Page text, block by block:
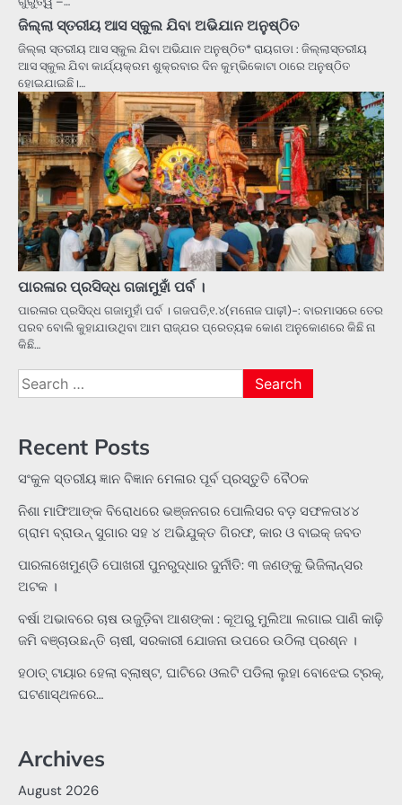
ଜିଲ୍ଲା ସ୍ତରୀୟ ଆସ ସ୍କୁଲ ଯିବା ଅଭିଯାନ ଅନୁଷ୍ଠିତ
ଜିଲ୍ଲା ସ୍ତରୀୟ ଆସ ସ୍କୁଲ ଯିବା ଅଭିଯାନ ଅନୁଷ୍ଠିତ* ରାୟଗଡା : ଜିଲ୍ଲାସ୍ତରୀୟ
ଆସ ସ୍କୁଲ ଯିବା କାର୍ଯ୍ୟକ୍ରମ ଶୁକ୍ରବାର ଦିନ କୁମ୍ଭିକୋଟା ଠାରେ ଅନୁଷ୍ଠିତ
ହୋଇଯାଇଛି।…
ପାରଳାର ପ୍ରସିଦ୍ଧ ଗଜାମୁହାଁ ପର୍ବ ।
ପାରଳାର ପ୍ରସିଦ୍ଧ ଗଜାମୁହାଁ ପର୍ବ । ଗଜପତି,୧.୪(ମନୋଜ ପାଢ଼ୀ)-: ବାରମାସରେ ତେର
ପରବ ବୋଲି କୁହାଯାଉଥିବା ଆମ ରାଜ୍ଯର ପ୍ରେତ୍ୟକ କୋଣ ଅନୁକୋଣରେ କିଛି ନା
କିଛି…
Search
for:
Recent Posts
ସଂକୁଳ ସ୍ତରୀୟ ଜ୍ଞାନ ବିଜ୍ଞାନ ମେଳାର ପୂର୍ବ ପ୍ରସ୍ତୁତି ବୈଠକ
ନିଶା ମାଫିଆଙ୍କ ବିରୋଧରେ ଭଞ୍ଜନଗର ପୋଲିସର ବଡ଼ ସଫଳତା୪୪
ଗ୍ରାମ ବ୍ରାଉନ୍ ସୁଗାର ସହ ୪ ଅଭିଯୁକ୍ତ ଗିରଫ, କାର ଓ ବାଇକ୍ ଜବତ
ପାରଳାଖେମୁଣ୍ଡି ପୋଖରୀ ପୁନରୁଦ୍ଧାର ଦୁର୍ନୀତି: ୩ ଜଣଙ୍କୁ ଭିଜିଲାନ୍ସର
ଅଟକ ।
ବର୍ଷା ଅଭାବରେ ଚାଷ ଉଜୁଡ଼ିବା ଆଶଙ୍କା : କୂଅରୁ ମୁଲିଆ ଲଗାଇ ପାଣି କାଢ଼ି
ଜମି ବଞ୍ଚାଉଛନ୍ତି ଚାଷୀ, ସରକାରୀ ଯୋଜନା ଉପରେ ଉଠିଲା ପ୍ରଶ୍ନ ।
ହଠାତ୍‌ ଟାୟାର ହେଲା ବ୍ଲାଷ୍ଟ, ଘାଟିରେ ଓଲଟି ପଡିଲା ଲୁହା ବୋଝେଇ ଟ୍ରକ୍‌,
ଘଟଣାସ୍ଥଳରେ…
Archives
August 2026